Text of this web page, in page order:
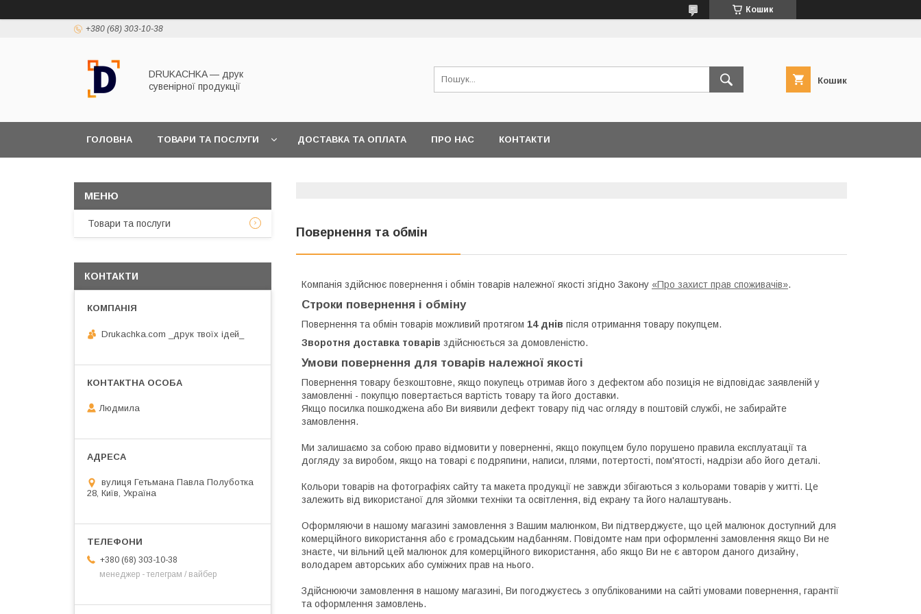
Кошик
+380 (68) 303-10-38
DRUKACHKA — друк
cувенірної продукції
Кошик
ГОЛОВНА ТОВАРИ ТА ПОСЛУГИ ДОСТАВКА ТА ОПЛАТА ПРО НАС КОНТАКТИ
Повернення та обмін
Компанія здійснює повернення і обмін товарів належної якості згідно Закону «Про захист прав споживачів».
Строки повернення і обміну
Повернення та обмін товарів можливий протягом 14 днів після отримання товару покупцем.
Зворотня доставка товарів здійснюється за домовленістю.
Умови повернення для товарів належної якості
Повернення товару безкоштовне, якщо покупець отримав його з дефектом або позиція не відповідає заявленій у
замовленні - покупцю повертається вартість товару та його доставки.
Якщо посилка пошкоджена або Ви виявили дефект товару під час огляду в поштовій службі, не забирайте
замовлення.
Ми залишаємо за собою право відмовити у поверненні, якщо покупцем було порушено правила експлуатації та
догляду за виробом, якщо на товарі є подряпини, написи, плями, потертості, пом'ятості, надрізи або його деталі.
Кольори товарів на фотографіях сайту та макета продукції не завжди збігаються з кольорами товарів у житті. Це
залежить від використаної для зйомки техніки та освітлення, від екрану та його налаштувань.
Оформляючи в нашому магазині замовлення з Вашим малюнком, Ви підтверджуєте, що цей малюнок доступний для
комерційного використання або є громадським надбанням. Повідомте нам при оформленні замовлення якщо Ви не
знаєте, чи вільний цей малюнок для комерційного використання, або якщо Ви не є автором даного дизайну,
володарем авторських або суміжних прав на нього.
Здійснюючи замовлення в нашому магазині, Ви погоджуєтесь з опублікованими на сайті умовами повернення, гарантії
та оформлення замовлень.
Товари та послуги
КОНТАКТИ
Drukachka.com _друк твоїх ідей_
Людмила
вулиця Гетьмана Павла Полуботка
28, Київ, Україна
+380 (68) 303-10-38
менеджер - телеграм / вайбер